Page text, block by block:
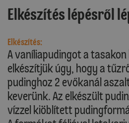
Elkészítés lépésről
Elkészítés:
A vaníliapudingot a
elkészítjük úgy, hogy a
pudinghoz 2 evőkanál
keverünk. Az elkészült
vízzel kiöblített